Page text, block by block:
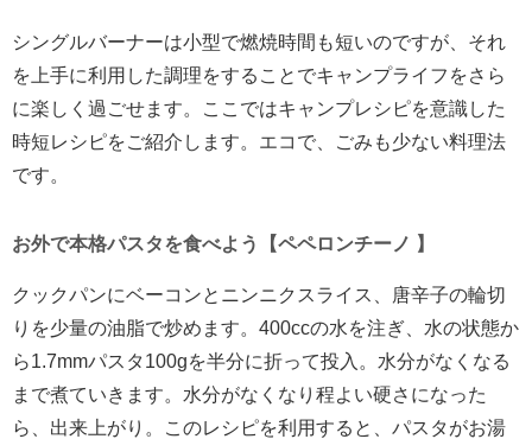
シングルバーナーは小型で燃焼時間も短いのですが、それ
を上手に利用した調理をすることでキャンプライフをさら
に楽しく過ごせます。ここではキャンプレシピを意識した
時短レシピをご紹介します。エコで、ごみも少ない料理法
です。
お外で本格パスタを食べよう【ペペロンチーノ 】
クックパンにベーコンとニンニクスライス、唐辛子の輪切
りを少量の油脂で炒めます。400ccの水を注ぎ、水の状態か
ら1.7mmパスタ100gを半分に折って投入。水分がなくなる
まで煮ていきます。水分がなくなり程よい硬さになった
ら、出来上がり。このレシピを利用すると、パスタがお湯